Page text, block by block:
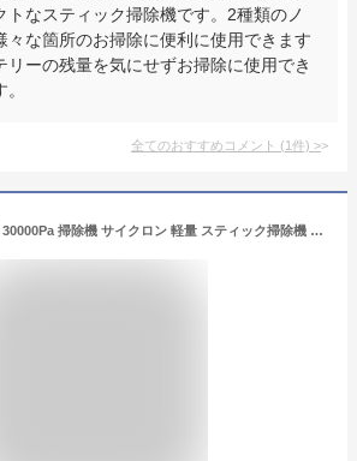
トなスティック掃除機です。2種類のノ
々な箇所のお掃除に便利に使用できます
リーの残量を気にせずお掃除に使用でき
全てのおすすめコメント (1件) >
掃除機コード式 30000Pa 掃除機 サイクロン 軽量 スティック掃除機 家庭用 遠心分離 5M電源コード HEPA多重濾過 コンパクト ハードフロア/カーペット/カーテンに適用